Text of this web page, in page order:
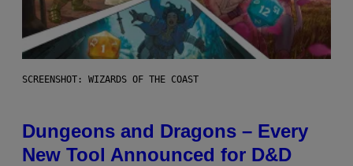
SCREENSHOT: WIZARDS OF THE COAST
Dungeons and Dragons – Every
New Tool Announced for D&D